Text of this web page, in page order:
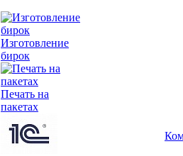
Изготовление
бирок
Печать на
пакетах